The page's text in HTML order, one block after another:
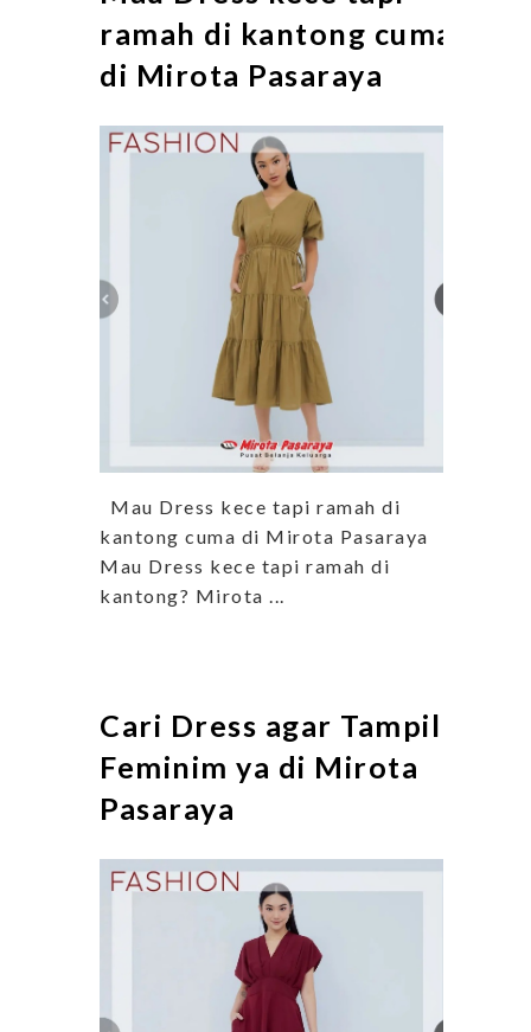
ramah di kantong cuma
di Mirota Pasaraya
Mau Dress kece tapi ramah di
kantong cuma di Mirota Pasaraya
Mau Dress kece tapi ramah di
kantong? Mirota ...
Cari Dress agar Tampil
Feminim ya di Mirota
Pasaraya